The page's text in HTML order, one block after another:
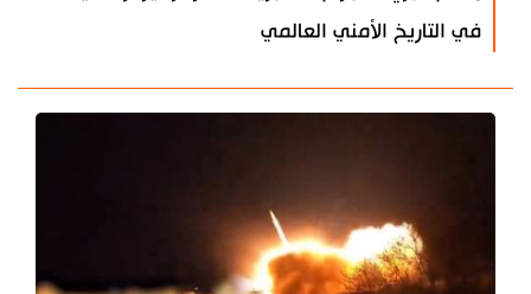
في التاريخ الأمني العالمي